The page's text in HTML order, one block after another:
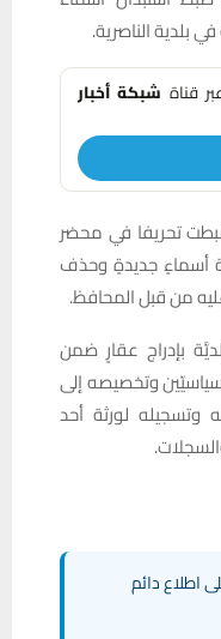
الناصرية.
قناة شبكة أخبار
تحريفا في محضر
جديدةٍ وحذف
من قبل المحافظ.
بإدراج عقارٍ ضمن
وتخصيصه إلى
لورثة أحد
اطلاع دائم